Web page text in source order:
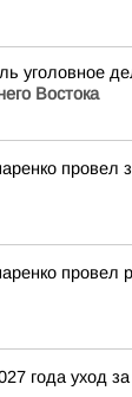
уголовное
Востока
провел
провел
года уход